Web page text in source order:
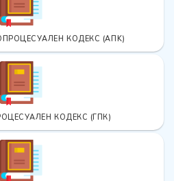
КОДЕКС (AПK)
КОДЕКС (ГПК)